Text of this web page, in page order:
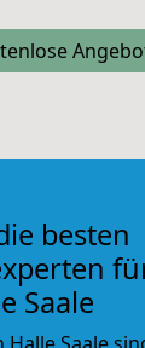
besten
Saale